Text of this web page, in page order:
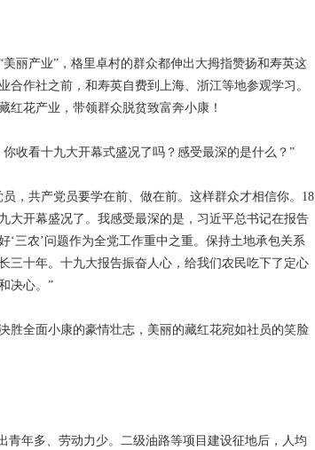
丽产业”，格里卓村的群众都伸出大拇指赞扬和寿英这
作社之前，和寿英自费到上海、浙江等地参观学习。
红花产业，带领群众脱贫致富奔小康！
收看十九大开幕式盛况了吗？感受最深的是什么？”
，共产党员要学在前、做在前。这样群众才相信你。18
大开幕盛况了。我感受最深的是，习近平总书记在报告
‘三农’问题作为全党工作重中之重。保持土地承包关系
三十年。十九大报告振奋人心，给我们农民吃下了定心
决心。”
胜全面小康的豪情壮志，美丽的藏红花宛如社员的笑脸
青年多、劳动力少。二级油路等项目建设征地后，人均